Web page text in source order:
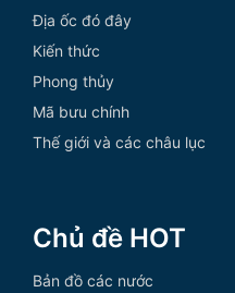
Địa ốc đó đây
Kiến thức
Phong thủy
Mã bưu chính
Thế giới và các châu lục
Chủ đề HOT
Bản đồ các nước